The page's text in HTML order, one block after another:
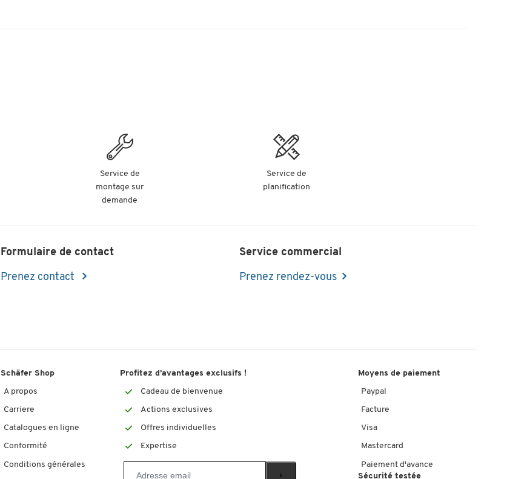
Service de
montage sur
demande
Service de
planification
Formulaire de contact
Prenez contact
Service commercial
Prenez rendez-vous
Schäfer Shop
A propos
Carriere
Catalogues en ligne
Conformité
Conditions générales
Profitez d’avantages exclusifs !
Cadeau de bienvenue
Actions exclusives
Offres individuelles
Expertise
Moyens de paiement
Paypal
Facture
Visa
Mastercard
Paiement d'avance
Sécurité testée